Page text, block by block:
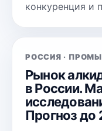
конкуренция и
РОССИЯ ·
Рынок
в России.
Прогноз до